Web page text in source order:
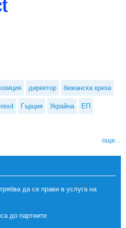
директор бежанска криза
Гърция Украйна ЕП
още...
да се прави в услуга на
до партиите